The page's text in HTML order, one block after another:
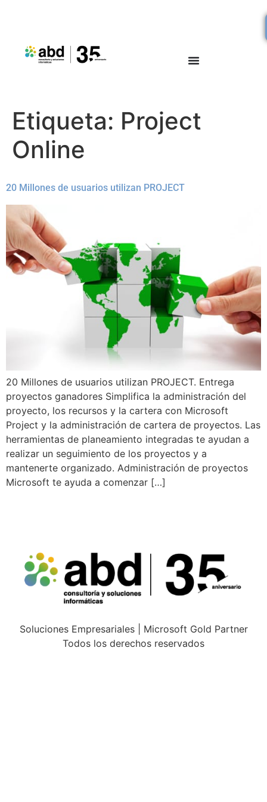
Etiqueta: Project
Online
20 Millones de usuarios utilizan PROJECT
20 Millones de usuarios utilizan PROJECT. Entrega
proyectos ganadores Simplifica la administración del
proyecto, los recursos y la cartera con Microsoft
Project y la administración de cartera de proyectos. Las
herramientas de planeamiento integradas te ayudan a
realizar un seguimiento de los proyectos y a
mantenerte organizado. Administración de proyectos
Microsoft te ayuda a comenzar […]
Soluciones Empresariales | Microsoft Gold Partner
Todos los derechos reservados